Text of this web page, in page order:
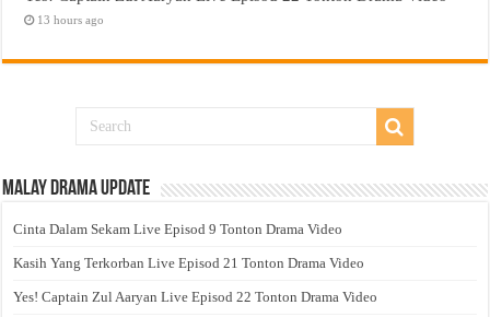
13 hours ago
Malay Drama Update
Cinta Dalam Sekam Live Episod 9 Tonton Drama Video
Kasih Yang Terkorban Live Episod 21 Tonton Drama Video
Yes! Captain Zul Aaryan Live Episod 22 Tonton Drama Video